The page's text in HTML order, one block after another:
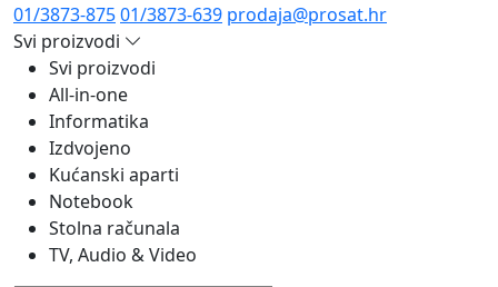
01/3873-87501/3873-639 prodaja@prosat.hr
Svi proizvodi
Svi proizvodi
All-in-one
Informatika
Izdvojeno
Kućanski aparti
Notebook
Stolna računala
TV, Audio & Video